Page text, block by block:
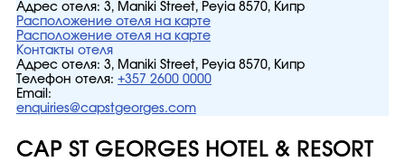
Адрес отеля: 3, Maniki Street, Peyia 8570, Кипр
Расположение отеля на карте
Расположение отеля на карте
Контакты отеля
Адрес отеля: 3, Maniki Street, Peyia 8570, Кипр
Телефон отеля: +357 2600 0000
Email:
enquiries@capstgeorges.com
CAP ST GEORGES HOTEL & RESORT